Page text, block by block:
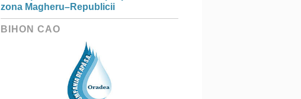
zona Magheru–Republicii
BIHON CAO